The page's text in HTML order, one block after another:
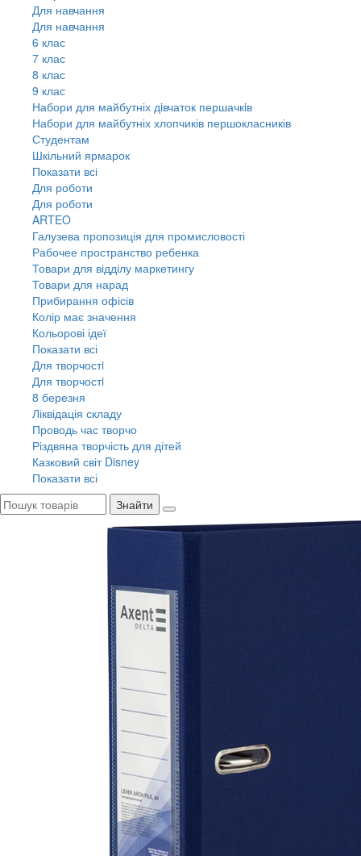
Для навчання
Для навчання
6 клас
7 клас
8 клас
9 клас
Набори для майбутніх дiвчаток першачкiв
Набори для майбутніх хлопчиків першокласників
Студентам
Шкільний ярмарок
Показати всі
Для роботи
Для роботи
ARTEO
Галузева пропозиція для промисловості
Рабочее пространство ребенка
Товари для відділу маркетингу
Товари для нарад
Прибирання офісів
Колір має значення
Кольорові ідеї
Показати всі
Для творчостi
Для творчостi
8 березня
Ліквідація складу
Проводь час творчо
Різдвяна творчість для дітей
Казковий світ Disney
Показати всі
Знайти